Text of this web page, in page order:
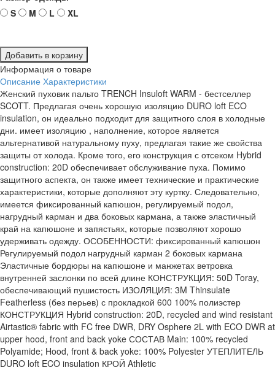
S
M L XL
Добавить в корзину
Информация о товаре
Описание Характеристики
Женский пуховик пальто TRENCH Insuloft WARM - бестселлер
SCOTT. Предлагая очень хорошую изоляцию DURO loft ECO
insulation, он идеально подходит для защитного слоя в холодные
дни. имеет изоляцию , наполнение, которое является
альтернативой натуральному пуху, предлагая такие же свойства
защиты от холода. Кроме того, его конструкция с отсеком Hybrid
construction: 20D обеспечивает обслуживание пуха. Помимо
защитного аспекта, он также имеет технические и практические
характеристики, которые дополняют эту куртку. Следовательно,
имеется фиксированный капюшон, регулируемый подол,
нагрудный карман и два боковых кармана, а также эластичный
край на капюшоне и запястьях, которые позволяют хорошо
удерживать одежду. ОСОБЕННОСТИ: фиксированный капюшон
Регулируемый подол нагрудный карман 2 боковых кармана
Эластичные бордюры на капюшоне и манжетах ветровка
внутренней заслонки по всей длине КОНСТРУКЦИЯ: 50D Toray,
обеспечивающий пушистость ИЗОЛЯЦИЯ: 3M Thinsulate
Featherless (без перьев) с прокладкой 600 100% полиэстер
КОНСТРУКЦИЯ Hybrid construction: 20D, recycled and wind resistant
Airtastic® fabric with FC free DWR, DRY Osphere 2L with ECO DWR at
upper hood, front and back yoke СОСТАВ Main: 100% recycled
Polyamide; Hood, front & back yoke: 100% Polyester УТЕПЛИТЕЛЬ
DURO loft ECO insulation КРОЙ Athletic